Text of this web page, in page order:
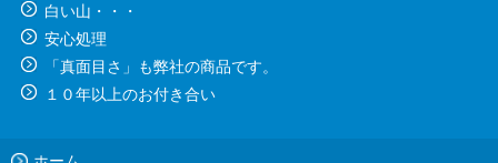
白い山・・・
安心処理
「真面目さ」も弊社の商品です。
１０年以上のお付き合い